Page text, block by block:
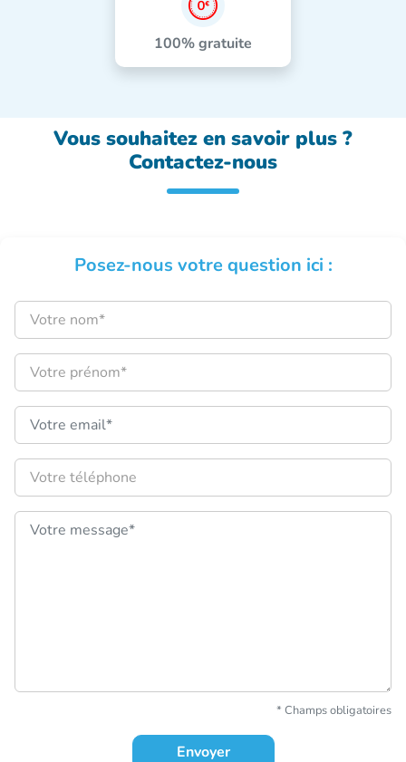
100% gratuite
Vous souhaitez en savoir plus ?
Contactez-nous
Posez-nous votre question ici :
Nom :
Prénom :
Email :
Téléphone
* Champs obligatoires